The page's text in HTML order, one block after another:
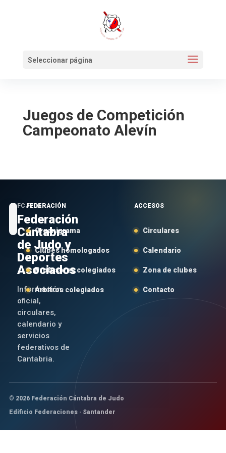
Seleccionar página
Juegos de Competición
Campeonato Alevín
FCJYDA
Federación
Cántabra
de Judo y
Deportes
Asociados
Información
oficial,
circulares,
calendario y
servicios
federativos de
Cantabria.
FEDERACIÓN
Organigrama
Clubes homologados
Profesores colegiados
Árbitros colegiados
ACCESOS
Circulares
Calendario
Zona de clubes
Contacto
© 2026 Federación Cántabra de Judo
Edificio Federaciones · Santander